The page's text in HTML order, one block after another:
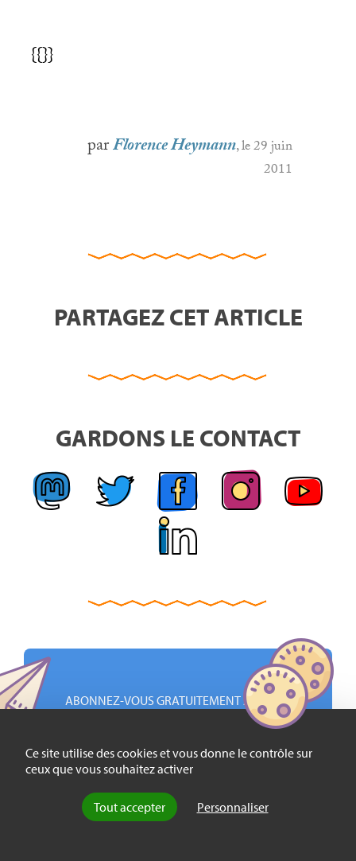
Ce site utilise des cookies et vous donne le contrôle sur
ceux que vous souhaitez activer
Tout accepter Personnaliser
{{}}
parFlorence Heymann, le 29 juin
2011
PARTAGEZ CET ARTICLE
GARDONS LE CONTACT
ABONNEZ-VOUS GRATUITEMENT À NOTRE
NEWSLETTER HEBDOMADAIRE :